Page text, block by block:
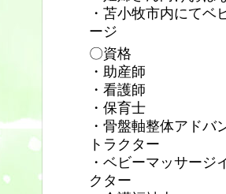
・苫小牧市内にてベ
ージ
〇資格
・助産師
・看護師
・保育士
・骨盤軸整体アドバ
トラクター
・ベビーマッサージ
クター